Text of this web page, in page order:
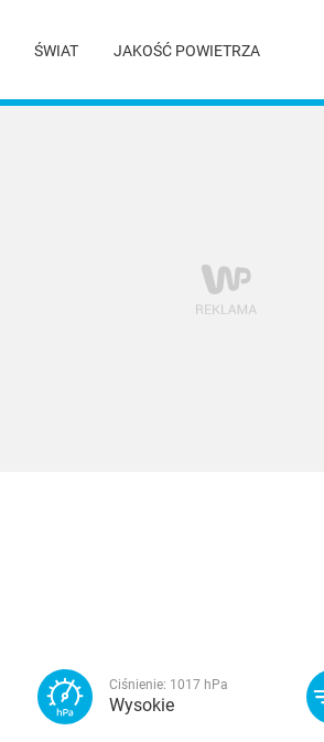
ŚWIAT JAKOŚĆ POWIETRZA
Ciśnienie: 1017 hPa
Wysokie